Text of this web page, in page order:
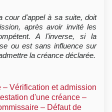
cour d'appel à sa suite, doit
après avoir invité les
A l'inverse, si la
ou est sans influence sur
la créance déclarée.
Vérification et admission
d'une créance –
– Défaut de